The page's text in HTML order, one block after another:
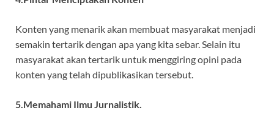
Konten yang menarik akan membuat masyarakat menjadi
semakin tertarik dengan apa yang kita sebar. Selain itu
masyarakat akan tertarik untuk menggiring opini pada
konten yang telah dipublikasikan tersebut.
5.Memahami Ilmu Jurnalistik.